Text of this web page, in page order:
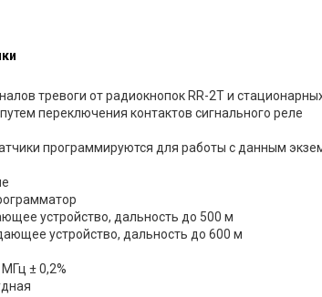
тревоги от радиокнопок RR-2T и
переключения контактов сигнального реле
программируются для работы с данным
устройство, дальность до 500 м
устройство, дальность до 600 м
± 0,2%